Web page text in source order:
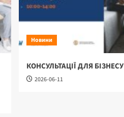
Новини
КОНСУЛЬТАЦІЇ ДЛЯ БІЗНЕСУ
2026-06-11